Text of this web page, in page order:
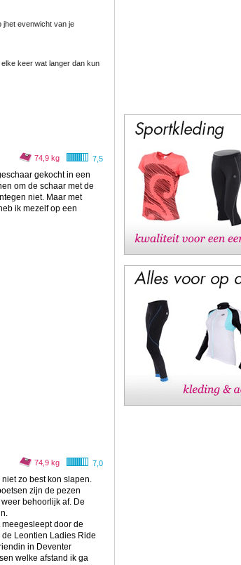
jhet evenwicht van je
keer wat langer dan kun
7,5
74,9 kg
gekocht in een
om de schaar met de
niet. Maar met
ik mezelf op een
7,0
74,9 kg
zo best kon slapen.
zijn de pezen
behoorlijk af. De
door de
Leontien Ladies Ride
in Deventer
welke afstand ik ga